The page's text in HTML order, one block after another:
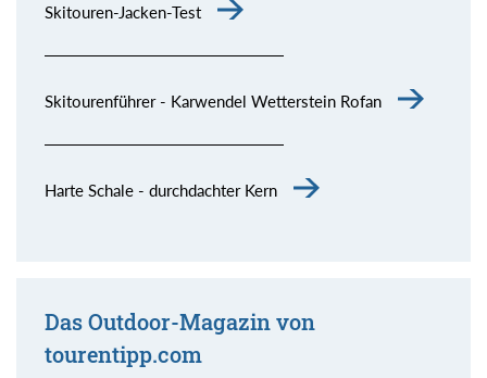
Skitouren-Jacken-Test
Skitourenführer - Karwendel Wetterstein Rofan
Harte Schale - durchdachter Kern
Das Outdoor-Magazin von
tourentipp.com